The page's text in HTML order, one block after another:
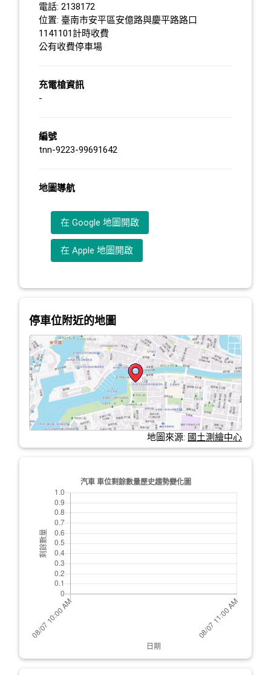
電話: 2138172
位置: 臺南市安平區安億路與慶平路路口
1141101計時收費
公有收費停車場
充電槍資訊
-
編號
tnn-9223-99691642
地圖導航
在 Google 地圖開啟
在 Apple 地圖開啟
停車位附近的地圖
地圖來源: 國土測繪中心